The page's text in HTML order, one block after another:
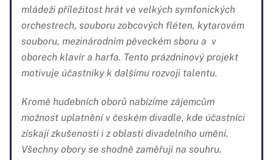
mládeži příležitost hrát ve velkých symfonických
orchestrech, souboru zobcových fléten, kytarovém
souboru, mezinárodním pěveckém sboru a v
oborech klavír a harfa. Tento prázdninový projekt
motivuje účastníky k dalšímu rozvoji talentu.
Kromě hudebních oborů nabízíme zájemcům
možnost uplatnění v českém divadle, kde účastníci
získají zkušenosti i z oblasti divadelního umění.
Všechny obory se shodně zaměřují na souhru.